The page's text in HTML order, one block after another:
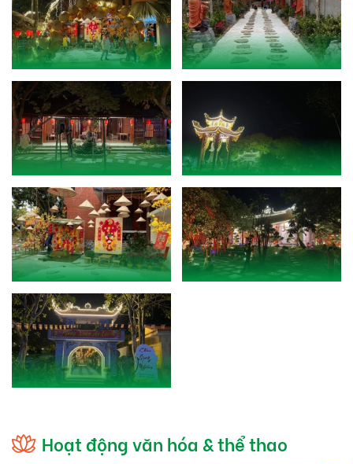
Hoạt động văn hóa & thể thao